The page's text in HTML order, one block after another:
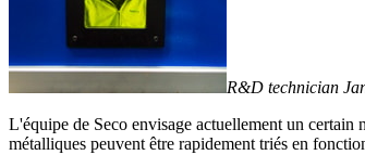
R&D technician
L'équipe de Seco envisage actuellement un certain
métalliques peuvent être rapidement triés en